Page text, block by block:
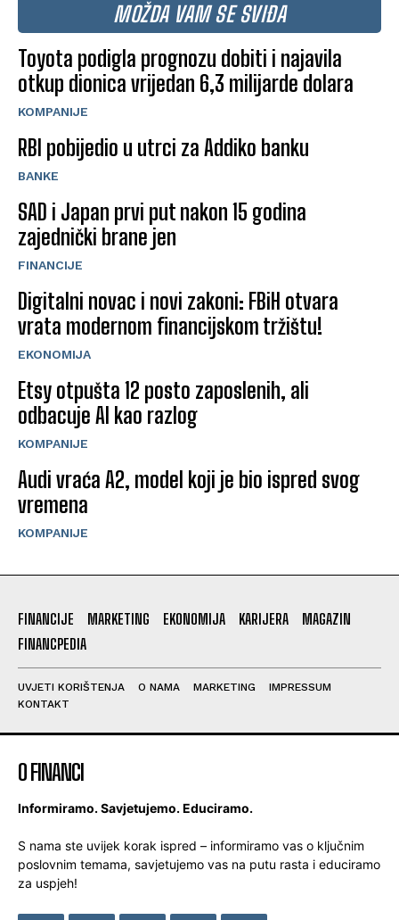
MOŽDA VAM SE SVIĐA
Toyota podigla prognozu dobiti i najavila
otkup dionica vrijedan 6,3 milijarde dolara
KOMPANIJE
RBI pobijedio u utrci za Addiko banku
BANKE
SAD i Japan prvi put nakon 15 godina
zajednički brane jen
FINANCIJE
Digitalni novac i novi zakoni: FBiH otvara
vrata modernom financijskom tržištu!
EKONOMIJA
Etsy otpušta 12 posto zaposlenih, ali
odbacuje AI kao razlog
KOMPANIJE
Audi vraća A2, model koji je bio ispred svog
vremena
KOMPANIJE
FINANCIJE MARKETING EKONOMIJA KARIJERA
MAGAZIN
FINANCPEDIA
UVJETI KORIŠTENJA O NAMA MARKETING
IMPRESSUM
KONTAKT
O FINANCI
Informiramo. Savjetujemo. Educiramo.
S nama ste uvijek korak ispred – informiramo vas o ključnim
poslovnim temama, savjetujemo vas na putu rasta i educiramo
za uspjeh!